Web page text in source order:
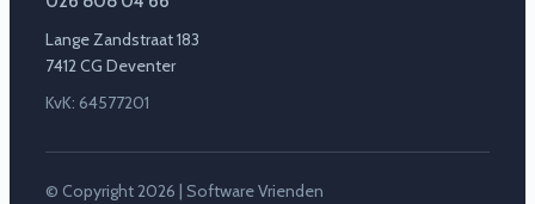
Lange Zandstraat 183
7412 CG Deventer
KvK: 64577201
© Copyright 2026 | Software Vrienden